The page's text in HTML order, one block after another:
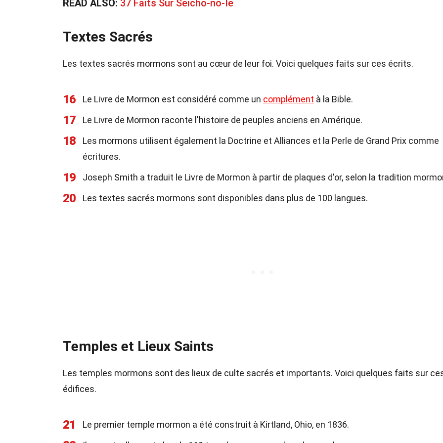
READ ALSO: 37 Faits Sur Seicho-no-Ie
Textes Sacrés
Les textes sacrés mormons sont au cœur de leur foi. Voici quelques faits sur ces écrits.
16 Le Livre de Mormon est considéré comme un complément à la Bible.
17 Le Livre de Mormon raconte l'histoire de peuples anciens en Amérique.
18
Les mormons utilisent également la Doctrine et Alliances et la Perle de Grand Prix comme
écritures.
19 Joseph Smith a traduit le Livre de Mormon à partir de plaques d'or, selon la tradition
20 Les textes sacrés mormons sont disponibles dans plus de 100 langues.
Temples et Lieux Saints
Les temples mormons sont des lieux de culte sacrés et importants. Voici quelques faits sur
édifices.
21 Le premier temple mormon a été construit à Kirtland, Ohio, en 1836.